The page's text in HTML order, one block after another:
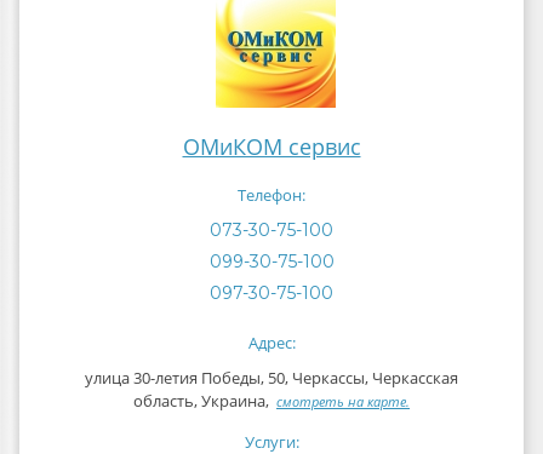
ОМиКОМ сервис
Телефон:
073-30-75-100
099-30-75-100
097-30-75-100
Адрес:
улица 30-летия Победы, 50, Черкассы, Черкасская
область, Украина, смотреть на карте.
Услуги: